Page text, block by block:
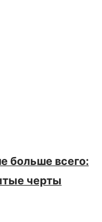
больше всего:
черты